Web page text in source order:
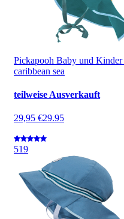
Pickapooh Baby und
caribbean sea
teilweise Ausverkauft
29,95 €29.95
519